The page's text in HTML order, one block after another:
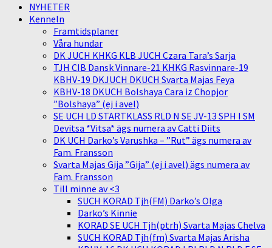
NYHETER
Kenneln
Framtidsplaner
Våra hundar
DK JUCH KHKG KLB JUCH Czara Tara’s Sarja
TJH CIB Dansk Vinnare-21 KHKG Rasvinnare-19
KBHV-19 DKJUCH DKUCH Svarta Majas Feya
KBHV-18 DKUCH Bolshaya Cara iz Chopjor
”Bolshaya” (ej i avel)
SE UCH LD STARTKLASS RLD N SE JV-13 SPH I SM
Devitsa *Vitsa* ägs numera av Catti Diits
DK UCH Darko’s Varushka – ”Rut” ägs numera av
Fam. Fransson
Svarta Majas Gija ”Gija” (ej i avel) ägs numera av
Fam. Fransson
Till minne av <3
SUCH KORAD Tjh(FM) Darko’s Olga
Darko’s Kinnie
KORAD SE UCH Tjh(ptrh) Svarta Majas Chelva
SUCH KORAD Tjh(fm) Svarta Majas Arisha